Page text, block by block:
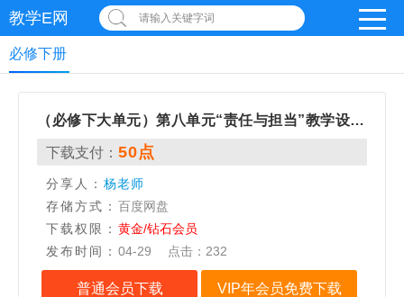
教学E网 请输入关键字词
必修下册
（必修下大单元）第八单元“责任与担当”教学设计+配套课件
下载支付： 50点
分享人： 杨老师
存储方式： 百度网盘
下载权限： 黄金/钻石会员
发布时间： 04-29 点击： 232
普通会员下载 VIP年会员免费下载